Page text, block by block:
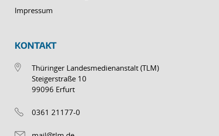
Impressum
KONTAKT
Thüringer Landesmedienanstalt (TLM)
Steigerstraße 10
99096 Erfurt
0361 21177-0